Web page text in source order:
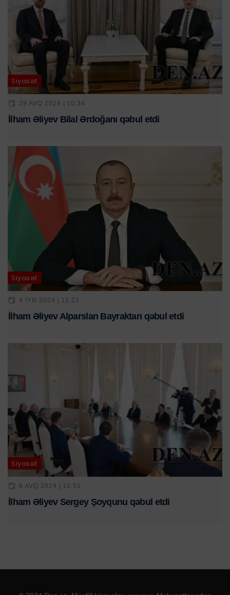
Siyasət
29 AVQ 2024 | 10:34
İlham Əliyev Bilal Ərdoğanı qəbul etdi
Siyasət
4 IYN 2024 | 12:22
İlham Əliyev Alparslan Bayraktarı qəbul etdi
Siyasət
6 AVQ 2024 | 10:51
İlham Əliyev Sergey Şoyqunu qəbul etdi